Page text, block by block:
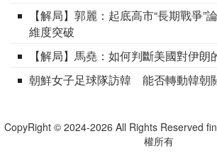
【解局】郭麗：起底高市“長期戰爭”
維度突破
【解局】馬堯：如何判斷美國對伊朗
朝鮮女子足球隊訪韓 能否轉動韓朝
CopyRight © 2024-2026 All Rights Reserved
權所有